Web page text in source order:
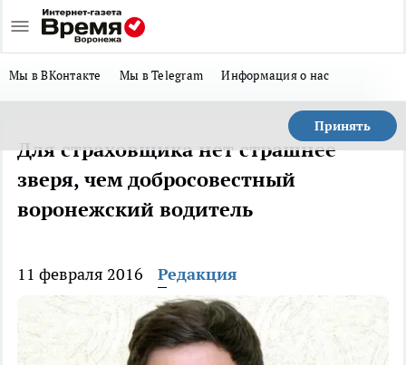
Мы в ВКонтакте Мы в Telegram Информация о нас
Принять
Для страховщика нет страшнее
зверя, чем добросовестный
воронежский водитель
11 февраля 2016 Редакция